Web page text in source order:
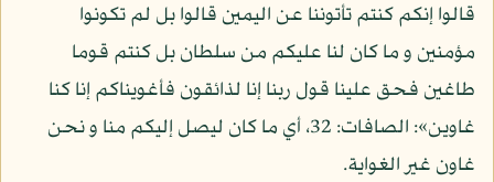
قالوا إنكم كنتم تأتوننا عن اليمين قالوا بل لم تكونوا
مؤمنين و ما كان لنا عليكم من سلطان بل كنتم قوما
طاغين فحق علينا قول ربنا إنا لذائقون فأغويناكم إنا كنا
غاوين»: الصافات: 32، أي ما كان ليصل إليكم منا و نحن
غاون غير الغواية.